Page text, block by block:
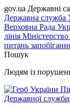
gov.ua Державні
Державна служба
Верховна Рада
лінія
питань
Пошук
Людям із
Державної служби